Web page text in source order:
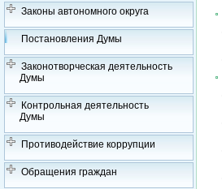
Законы автономного округа
Постановления Думы
Законотворческая деятельность
Думы
Контрольная деятельность
Думы
Противодействие коррупции
Обращения граждан